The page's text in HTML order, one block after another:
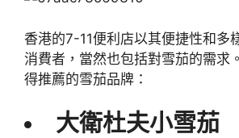
香港的7-11便利店以其便捷性和多
消費者，當然也包括對雪茄的需求
得推薦的雪茄品牌：
大衛杜夫小雪茄